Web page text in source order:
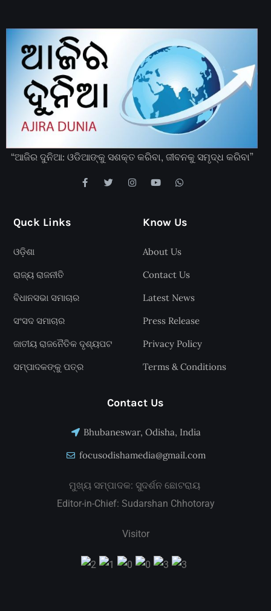
“ଆଜିର ଦୁନିଆ: ଓଡିଆଙ୍କୁ ସଶକ୍ତ କରିବା, ଜୀବନକୁ ସମୃଦ୍ଧ କରିବା”
Quck Links
ଓଡ଼ିଶା
ରାଜ୍ୟ ରାଜନୀତି
ବିଧାନସଭା ସମାଚାର
ସଂସଦ ସମାଚାର
ଜାତୀୟ ରାଜନୈତିକ ଦୃଶ୍ୟପଟ
ସମ୍ପାଦକଙ୍କୁ ପତ୍ର
Know Us
About Us
Contact Us
Latest News
Press Release
Privacy Policy
Terms & Conditions
Contact Us
Bhubaneswar, Odisha, India
focusodishamedia@gmail.com
ମୁଖ୍ୟ ସମ୍ପାଦକ: ସୁଦର୍ଶନ ଛୋଟରାୟ
Editor-in-Chief: Sudarshan Chhotoray
Visitor